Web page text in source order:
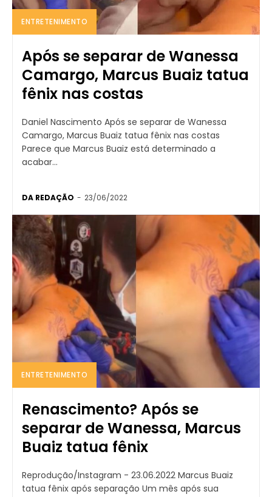
ENTRETENIMENTO
Após se separar de Wanessa
Camargo, Marcus Buaiz tatua
fênix nas costas
Daniel Nascimento Após se separar de Wanessa
Camargo, Marcus Buaiz tatua fênix nas costas
Parece que Marcus Buaiz está determinado a
acabar...
DA REDAÇÃO - 23/06/2022
ENTRETENIMENTO
Renascimento? Após se
separar de Wanessa, Marcus
Buaiz tatua fênix
Reprodução/Instagram - 23.06.2022 Marcus Buaiz
tatua fênix após separação Um mês após sua